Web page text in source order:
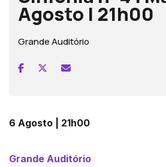
Agosto | 21h00
Grande Auditório
6 Agosto | 21h00
Grande Auditório